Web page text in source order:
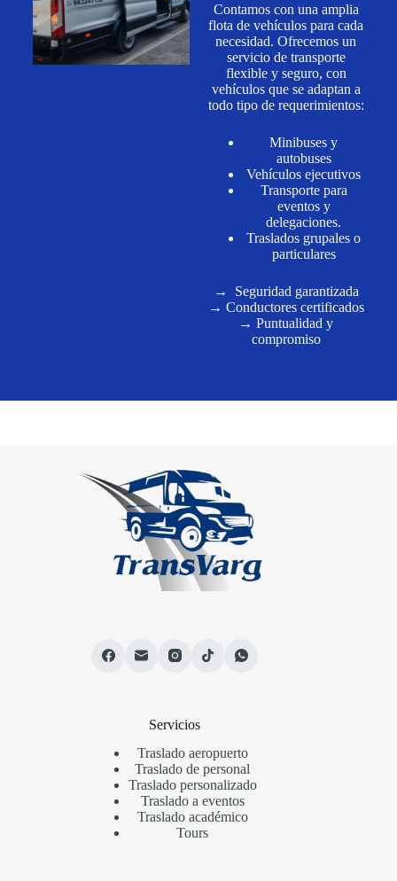
Contamos con una amplia
flota de vehículos para cada
necesidad. Ofrecemos un
servicio de transporte
flexible y seguro, con
vehículos que se adaptan a
todo tipo de requerimientos:
Minibuses y
autobuses
Vehículos ejecutivos
Transporte para
eventos y
delegaciones.
Traslados grupales o
particulares
→ Seguridad garantizada
→ Conductores certificados
→ Puntualidad y
compromiso
Servicios
Traslado aeropuerto
Traslado de personal
Traslado personalizado
Traslado a eventos
Traslado académico
Tours